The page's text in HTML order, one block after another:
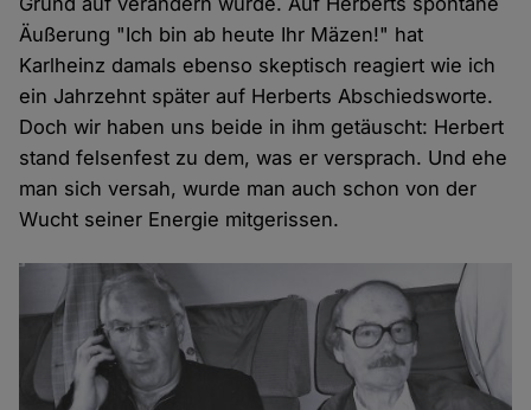
Äußerung "Ich bin ab heute Ihr Mäzen!" hat
Karlheinz damals ebenso skeptisch reagiert wie ich
ein Jahrzehnt später auf Herberts Abschiedsworte.
Doch wir haben uns beide in ihm getäuscht: Herbert
stand felsenfest zu dem, was er versprach. Und ehe
man sich versah, wurde man auch schon von der
Wucht seiner Energie mitgerissen.